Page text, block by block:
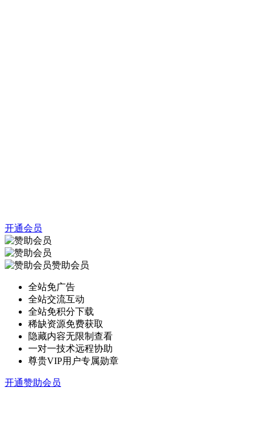
开通会员
赞助会员
全站免广告
全站交流互动
全站免积分下载
稀缺资源免费获取
隐藏内容无限制查看
一对一技术远程协助
尊贵VIP用户专属勋章
开通赞助会员